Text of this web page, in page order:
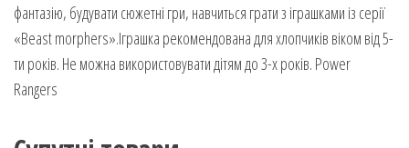
фантазію, будувати сюжетні гри, навчиться грати з іграшками із серії
«Beast morphers».Іграшка рекомендована для хлопчиків віком від 5-
ти років. Не можна використовувати дітям до 3-х років. Power
Rangers